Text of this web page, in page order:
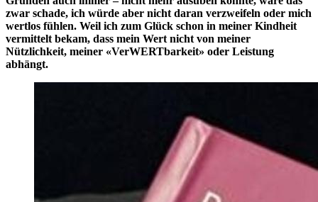
zwar schade, ich würde aber nicht daran verzweifeln oder mich
wertlos fühlen. Weil ich zum Glück schon in meiner Kindheit
vermittelt bekam, dass mein Wert nicht von meiner
Nützlichkeit, meiner «VerWERTbarkeit» oder Leistung
abhängt.